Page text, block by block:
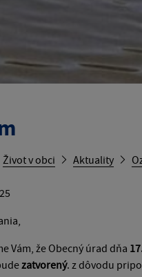
Život v obci Aktuality
Vám, že Obecný úrad dňa
zatvorený. z dôvodu